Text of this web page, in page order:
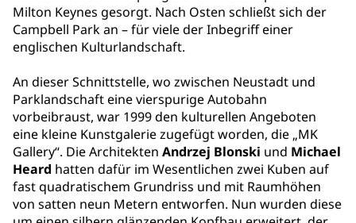
Milton Keynes gesorgt. Nach Osten schließt sich der
Campbell Park an – für viele der Inbegriff einer
englischen Kulturlandschaft.
An dieser Schnittstelle, wo zwischen Neustadt und
Parklandschaft eine vierspurige Autobahn
vorbeibraust, war 1999 den kulturellen Angeboten
eine kleine Kunstgalerie zugefügt worden, die „MK
Gallery“. Die Architekten Andrzej Blonski und Michael
Heard hatten dafür im Wesentlichen zwei Kuben auf
fast quadratischem Grundriss und mit Raumhöhen
von satten neun Metern entworfen. Nun wurden diese